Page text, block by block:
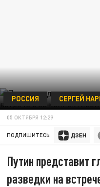
РОССИЯ СЕРГЕЙ
05 ОКТЯБРЯ 12:29
ПОДПИШИТЕСЬ:
Путин представит
разведки на